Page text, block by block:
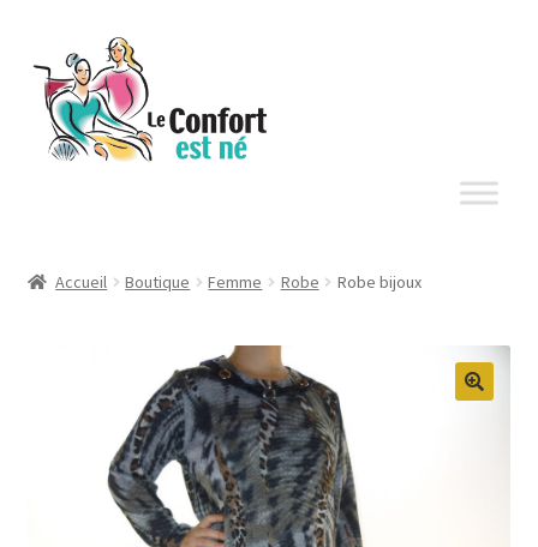
à
navigation
au
contenu
Accueil Boutique Femme Robe Robe bijoux